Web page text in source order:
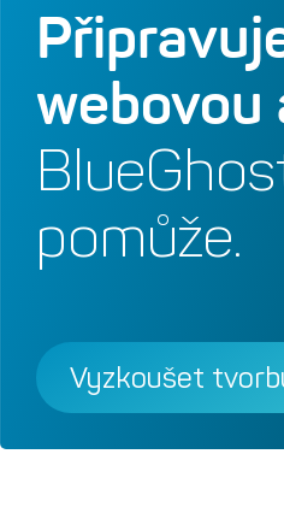
webovou
pomůže.
Vyzkoušet